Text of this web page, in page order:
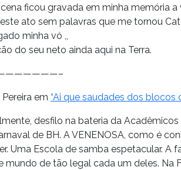
cena ficou gravada em minha memória
ato sem palavras que me tornou
minha vó ,,
do seu neto ainda aqui na Terra.
em “Ai que saudades dos blocos
desfilo na bateria da Acadêmicos
de BH. A VENENOSA, como é
Uma Escola de samba espetacular. A
mundo de tão legal cada um deles. Na